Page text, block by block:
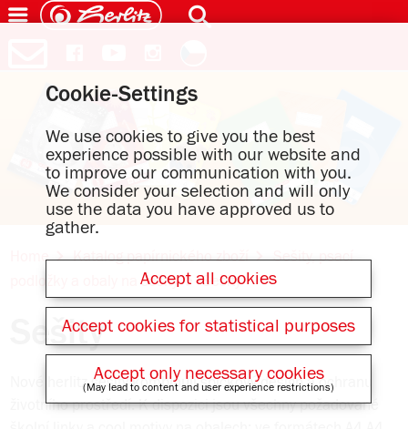
Home Katalog papírnického zboží
Sešity, psací
podložky a obaly na sešity
Sešity
Sešity
Nové herlitz sešity kombinují špičkový design a ochranu
životního prostředí. K dispozici jsou všechny požadované
Cookie-Settings
We use cookies to give you the best
experience possible with our website and
to improve our communication with you.
We consider your selection and will only
use the data you have approved us to
gather.
Accept all cookies
Accept cookies for statistical purposes
Accept only necessary cookies
(May lead to content and user experience restrictions)